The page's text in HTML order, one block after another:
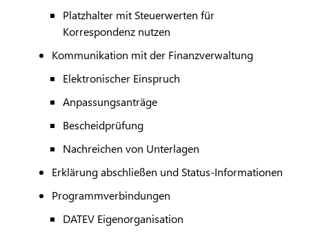
Platzhalter mit Steuerwerten für
Korrespondenz nutzen
Kommunikation mit der Finanzverwaltung
Elektronischer Einspruch
Anpassungsanträge
Bescheidprüfung
Nachreichen von Unterlagen
Erklärung abschließen und Status-Informationen
Programmverbindungen
DATEVEigenorganisation